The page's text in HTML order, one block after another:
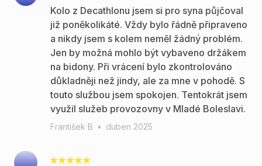
Kolo z Decathlonu jsem si pro syna půjčoval
již poněkolikáté. Vždy bylo řádně připraveno
a nikdy jsem s kolem neměl žádný problém.
Jen by možná mohlo být vybaveno držákem
na bidony. Při vrácení bylo zkontrolováno
důkladněji než jindy, ale za mne v pohodě. S
touto službou jsem spokojen. Tentokrát jsem
využil služeb provozovny v Mladé Boleslavi.
František B • duben 2025